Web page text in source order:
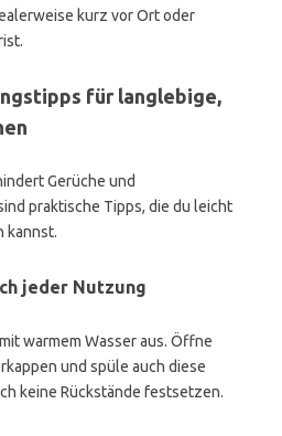
kurz vor Ort oder
für langlebige,
Gerüche und
praktische Tipps, die du leicht
kannst.
jeder Nutzung
warmem Wasser aus. Öffne
und spüle auch diese
keine Rückstände festsetzen.